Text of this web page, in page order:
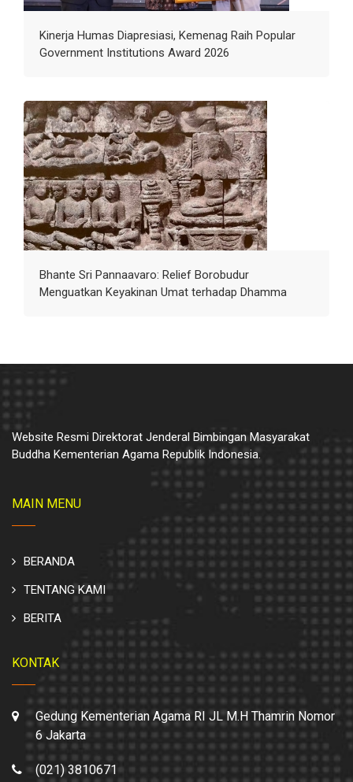
Kinerja Humas Diapresiasi, Kemenag Raih Popular
Government Institutions Award 2026
Bhante Sri Pannaavaro: Relief Borobudur
Menguatkan Keyakinan Umat terhadap Dhamma
Website Resmi Direktorat Jenderal Bimbingan Masyarakat
Buddha Kementerian Agama Republik Indonesia.
MAIN MENU
BERANDA
TENTANG KAMI
BERITA
KONTAK
Gedung Kementerian Agama RI JL M.H Thamrin Nomor
6 Jakarta
(021) 3810671